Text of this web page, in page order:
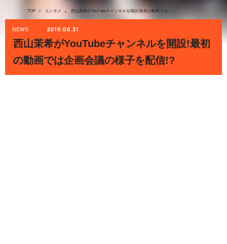
TOP > エンタメ > 西山茉希がYouTubeチャンネルを開設!最初の動画では企画会議の様子を配信!?
NEWS 2019.08.31
西山茉希がYouTubeチャンネルを開設!最初
の動画では企画会議の様子を配信!?